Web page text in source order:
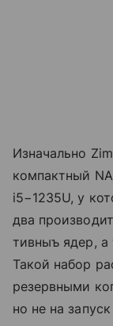
Изначально
компактный
i5−1235U, у
два
тивныъ ядер, а
Такой набор
резервными
но не на